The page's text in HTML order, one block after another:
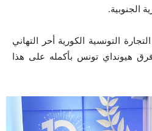
الجنوبية.
التونسية الكورية أحر التهاني
هيونداي تونس بأكمله على هذا